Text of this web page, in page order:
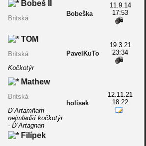
Bobeš II
Britská
Bobeška
11.9.14
17:53
TOM
Britská
Kočkotýr
PavelKuTo
19.3.21
23:34
Mathew
Britská
D´Artamňam -
nejmladší kočkotýr
- D´Artagnan
holisek
12.11.21
18:22
Filípek